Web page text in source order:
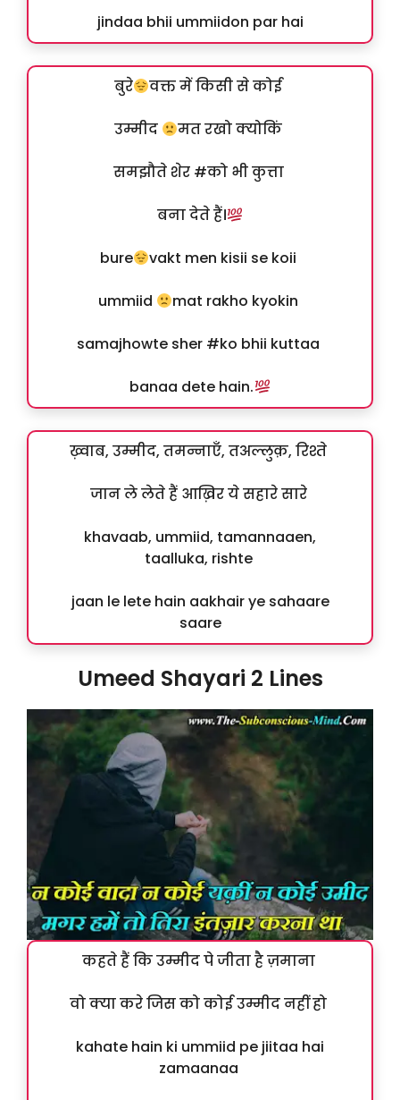
jindaa bhii ummiidon par hai
बुरे वक्त में किसी से कोई
उम्मीद मत रखो क्योकिं
समझौते शेर #को भी कुत्ता
बना देते हैं।
bure vakt men kisii se koii
ummiid mat rakho kyokin
samajhowte sher #ko bhii kuttaa
banaa dete hain.
ख़्वाब, उम्मीद, तमन्नाएँ, तअल्लुक़, रिश्ते
जान ले लेते हैं आख़िर ये सहारे सारे
khavaab, ummiid, tamannaaen,
taalluka, rishte
jaan le lete hain aakhair ye sahaare
saare
Umeed Shayari 2 Lines
कहते हैं कि उम्मीद पे जीता है ज़माना
वो क्या करे जिस को कोई उम्मीद नहीं हो
kahate hain ki ummiid pe jiitaa hai
zamaanaa